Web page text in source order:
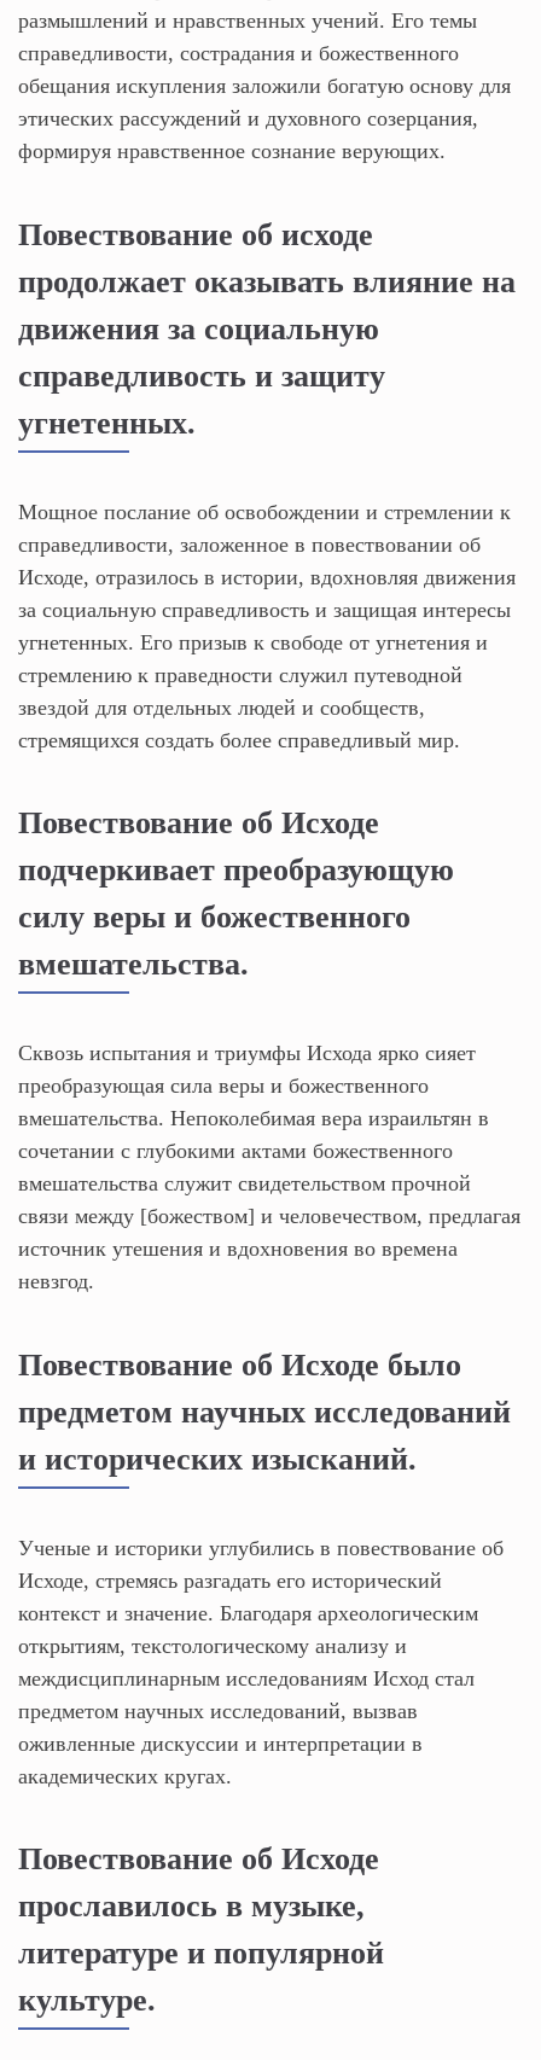
размышлений и нравственных учений. Его темы
справедливости, сострадания и божественного
обещания искупления заложили богатую основу для
этических рассуждений и духовного созерцания,
формируя нравственное сознание верующих.
Повествование об исходе
продолжает оказывать влияние на
движения за социальную
справедливость и защиту
угнетенных.
Мощное послание об освобождении и стремлении к
справедливости, заложенное в повествовании об
Исходе, отразилось в истории, вдохновляя движения
за социальную справедливость и защищая интересы
угнетенных. Его призыв к свободе от угнетения и
стремлению к праведности служил путеводной
звездой для отдельных людей и сообществ,
стремящихся создать более справедливый мир.
Повествование об Исходе
подчеркивает преобразующую
силу веры и божественного
вмешательства.
Сквозь испытания и триумфы Исхода ярко сияет
преобразующая сила веры и божественного
вмешательства. Непоколебимая вера израильтян в
сочетании с глубокими актами божественного
вмешательства служит свидетельством прочной
связи между [божеством] и человечеством, предлагая
источник утешения и вдохновения во времена
невзгод.
Повествование об Исходе было
предметом научных исследований
и исторических изысканий.
Ученые и историки углубились в повествование об
Исходе, стремясь разгадать его исторический
контекст и значение. Благодаря археологическим
открытиям, текстологическому анализу и
междисциплинарным исследованиям Исход стал
предметом научных исследований, вызвав
оживленные дискуссии и интерпретации в
академических кругах.
Повествование об Исходе
прославилось в музыке,
литературе и популярной
культуре.